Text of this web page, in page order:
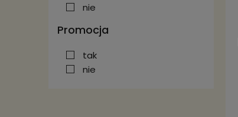
nie
Promocja
tak
nie